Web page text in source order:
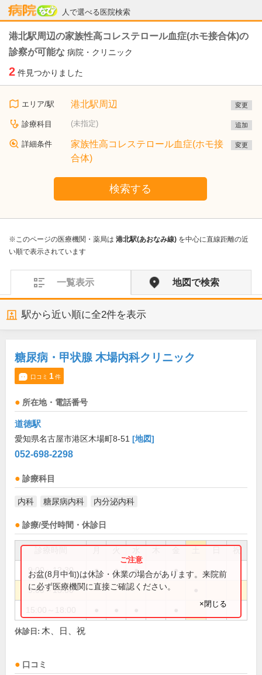
人で選べる医院検索
病院なび
港北駅周辺の家族性高コレステロール血症(ホモ接合体)の
診察が可能な 病院・クリニック
2 件見つかりました
エリア/駅 港北駅周辺 変更
診療科目 (未指定) 追加
詳細条件
家族性高コレステロール血症(ホモ接
合体)
変更
検索する
※このページの医療機関・薬局は 港北駅(あおなみ線) を中心に直線距離の近
い順で表示されています
一覧表示 地図で検索
駅から近い順に全2件を表示
糖尿病・甲状腺 木場内科クリニック
口コミ 1件
所在地・電話番号
道徳駅
愛知県名古屋市港区木場町8-51 [地図]
052-698-2298
診療科目
内科 糖尿病内科 内分泌内科
診療/受付時間・休診日
祝
9:00～12:30 ● ● ● ●
9:00～13:00
お盆(8月中旬)は休診・休業の場合があります。来院前
に必ず医療機関に直接ご確認ください。
×閉じる
休診日: 木、日、祝
口コミ